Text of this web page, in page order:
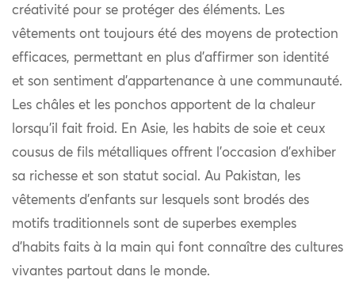
créativité pour se protéger des éléments. Les
vêtements ont toujours été des moyens de protection
efficaces, permettant en plus d’affirmer son identité
et son sentiment d’appartenance à une communauté.
Les châles et les ponchos apportent de la chaleur
lorsqu’il fait froid. En Asie, les habits de soie et ceux
cousus de fils métalliques offrent l’occasion d’exhiber
sa richesse et son statut social. Au Pakistan, les
vêtements d’enfants sur lesquels sont brodés des
motifs traditionnels sont de superbes exemples
d’habits faits à la main qui font connaître des cultures
vivantes partout dans le monde.